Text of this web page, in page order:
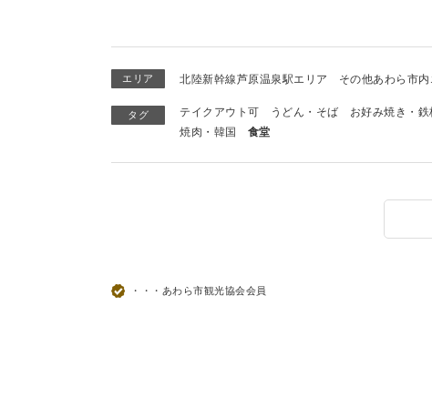
エリア 北陸新幹線芦原温泉駅エリア その他あわら市内
タグ テイクアウト可 うどん・そば お好み焼き・
焼肉・韓国
食堂
・・・あわら市観光協会会員